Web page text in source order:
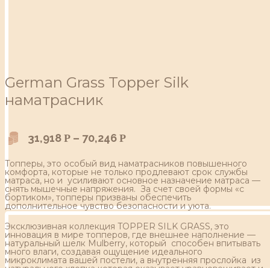
German Grass Topper Silk
наматрасник
31,918 Р – 70,246 Р
Топперы, это особый вид наматрасников повышенного
комфорта, которые не только продлевают срок службы
матраса, но и усиливают основное назначение матраса —
снять мышечные напряжения. За счет своей формы «с
бортиком», топперы призваны обеспечить
дополнительное чувство безопасности и уюта.
Эксклюзивная коллекция TOPPER SILK GRASS, это
инновация в мире топперов, где внешнее наполнение —
натуральный шелк Mulberry, который способен впитывать
много влаги, создавая ощущение идеального
микроклимата вашей постели, а внутренняя прослойка из